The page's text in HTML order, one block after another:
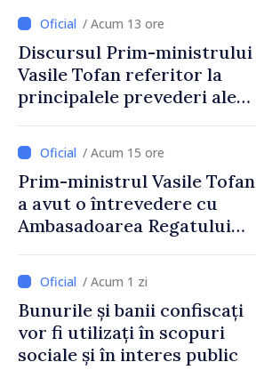
stimularea investițiilor și o
taxare mai echitabilă
/ Acum 13 ore
Discursul Prim-ministrului
Vasile Tofan referitor la
principalele prevederi ale
2027
/ Acum 15 ore
Prim-ministrul Vasile Tofan
a avut o întrevedere cu
Ambasadoarea Regatului
Irlandei de Nord, Fern
Horine / Acum 1 zi
Bunurile și banii confiscați
vor fi utilizați în scopuri
sociale și în interes public